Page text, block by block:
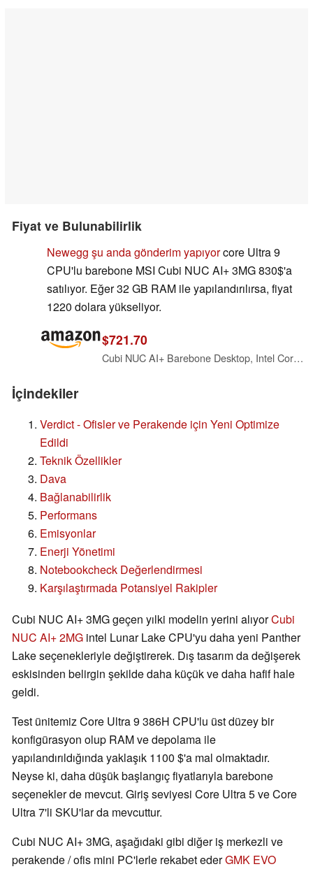
Fiyat ve Bulunabilirlik
Newegg şu anda gönderim yapıyorcore Ultra 9
CPU'lu barebone MSI Cubi NUC AI+ 3MG 830$'a
satılıyor. Eğer 32 GB RAM ile yapılandırılırsa, fiyat
1220 dolara yükseliyor.
$721.70
Cubi NUC AI+ Barebone Desktop, Intel Core 9-386H, 2X DDR5 Slots (up to 64GB), Copilot+ PC, WiFi 7, 3 Year Advance Replacement (3MG-006BUS)
İçindekiler
Verdict - Ofisler ve Perakende için Yeni Optimize
Edildi
Teknik Özellikler
Dava
Bağlanabilirlik
Performans
Emisyonlar
Enerji Yönetimi
Notebookcheck Değerlendirmesi
Karşılaştırmada Potansiyel Rakipler
Cubi NUC AI+ 3MG geçen yılki modelin yerini alıyorCubi
NUC AI+ 2MG intel Lunar Lake CPU'yu daha yeni Panther
Lake seçenekleriyle değiştirerek. Dış tasarım da değişerek
eskisinden belirgin şekilde daha küçük ve daha hafif hale
geldi.
Test ünitemiz Core Ultra 9 386H CPU'lu üst düzey bir
konfigürasyon olup RAM ve depolama ile
yapılandırıldığında yaklaşık 1100 $'a mal olmaktadır.
Neyse ki, daha düşük başlangıç fiyatlarıyla barebone
seçenekler de mevcut. Giriş seviyesi Core Ultra 5 ve Core
Ultra 7'li SKU'lar da mevcuttur.
Cubi NUC AI+ 3MG, aşağıdaki gibi diğer iş merkezli ve
perakende / ofis mini PC'lerle rekabet ederGMK EVO